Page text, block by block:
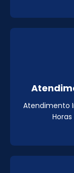
Atendimento